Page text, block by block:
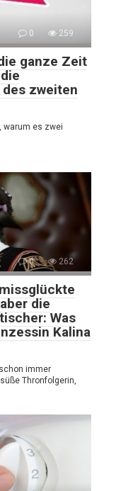
0 259
ganze Zeit
zweiten
warum es zwei
0 262
die
Was
Kalina
immer
Thronfolgerin,